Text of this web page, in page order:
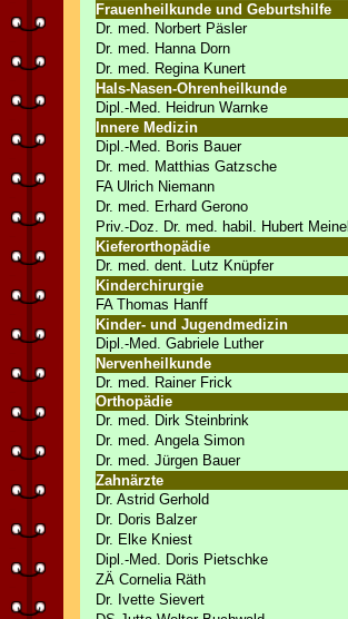
Frauenheilkunde und Geburtshilfe
Dr. med. Norbert Päsler
Dr. med. Hanna Dorn
Dr. med. Regina Kunert
Hals-Nasen-Ohrenheilkunde
Dipl.-Med. Heidrun Warnke
Innere Medizin
Dipl.-Med. Boris Bauer
Dr. med. Matthias Gatzsche
FA Ulrich Niemann
Dr. med. Erhard Gerono
Priv.-Doz. Dr. med. habil. Hubert Meinel
Kieferorthopädie
Dr. med. dent. Lutz Knüpfer
Kinderchirurgie
FA Thomas Hanff
Kinder- und Jugendmedizin
Dipl.-Med. Gabriele Luther
Nervenheilkunde
Dr. med. Rainer Frick
Orthopädie
Dr. med. Dirk Steinbrink
Dr. med. Angela Simon
Dr. med. Jürgen Bauer
Zahnärzte
Dr. Astrid Gerhold
Dr. Doris Balzer
Dr. Elke Kniest
Dipl.-Med. Doris Pietschke
ZÄ Cornelia Räth
Dr. Ivette Sievert